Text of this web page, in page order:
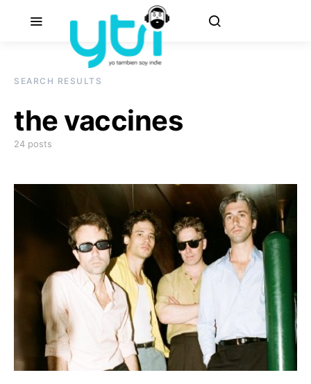
SEARCH RESULTS
the vaccines
24 posts